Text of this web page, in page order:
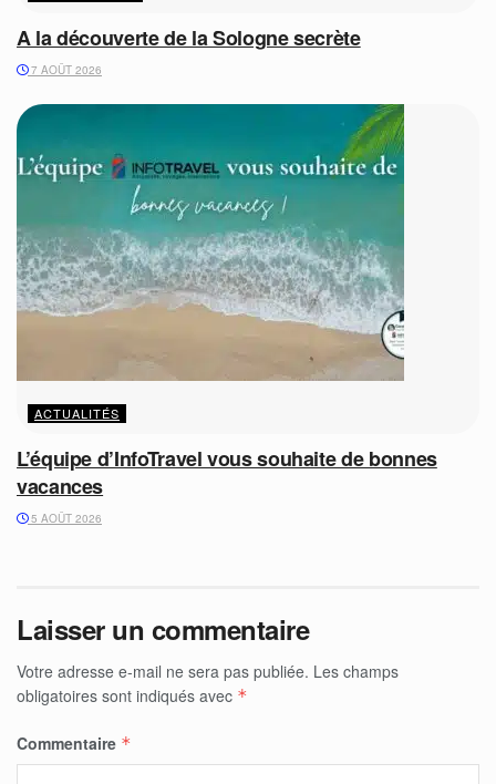
A la découverte de la Sologne secrète
7 AOÛT 2026
ACTUALITÉS
L’équipe d’InfoTravel vous souhaite de bonnes
vacances
5 AOÛT 2026
Laisser un commentaire
Votre adresse e-mail ne sera pas publiée. Les champs
obligatoires sont indiqués avec *
Commentaire *